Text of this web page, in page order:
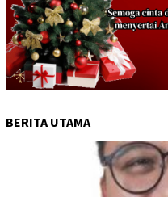
BERITA UTAMA